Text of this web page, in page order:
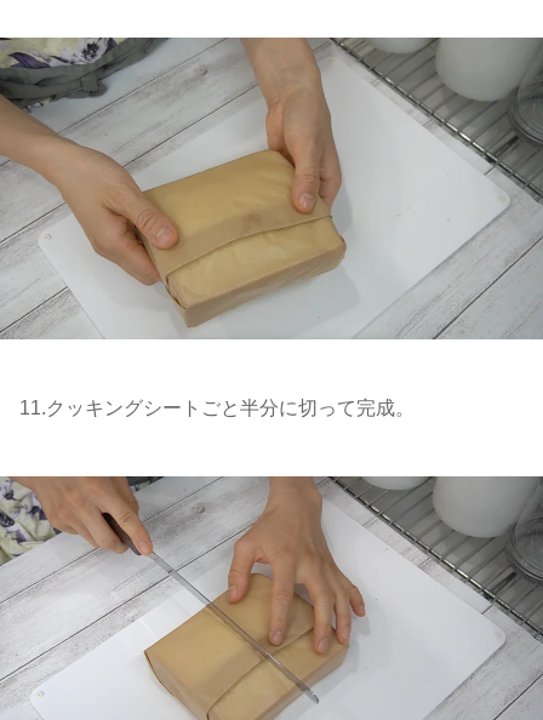
11.クッキングシートごと半分に切って完成。